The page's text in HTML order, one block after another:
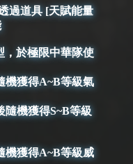
過道具 [天賦能量
，於極限中華隊使
獲得A~B等級氣
機獲得S~B等級
獲得A~B等級威